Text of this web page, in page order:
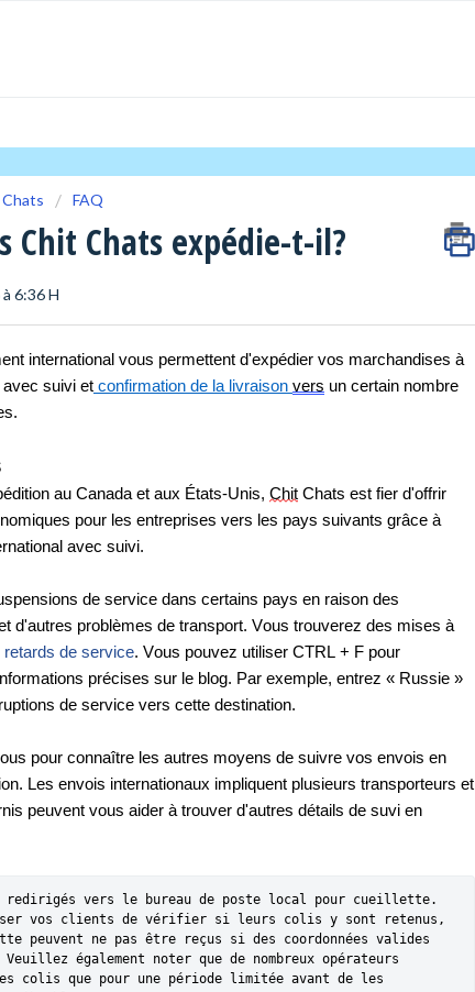
FAQ
Chit Chats expédie-t-il?
6:36 H
international vous permettent d'expédier vos marchandises à
suivi et confirmation de la livraison vers un certain nombre
au Canada et aux États-Unis, Chit Chats est fier d'offrir
pour les entreprises vers les pays suivants grâce à
avec suivi.
de service dans certains pays en raison des
d'autres problèmes de transport. Vous trouverez des mises à
retards de service. Vous pouvez utiliser CTRL + F pour
précises sur le blog. Par exemple, entrez « Russie »
de service vers cette destination.
pour connaître les autres moyens de suivre vos envois en
Les envois internationaux impliquent plusieurs transporteurs et
peuvent vous aider à trouver d'autres détails de suvi en
redirigés vers le bureau de poste local pour cueillette.
vos clients de vérifier si leurs colis y sont retenus,
peuvent ne pas être reçus si des coordonnées valides
également noter que de nombreux opérateurs
colis que pour une période limitée avant de les